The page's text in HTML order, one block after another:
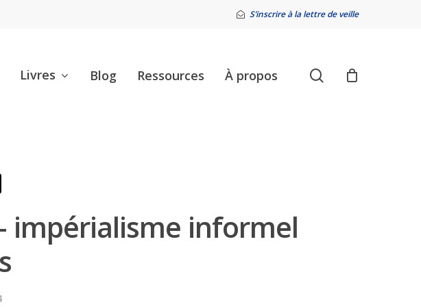
S’inscrire à la lettre de veille
Livres Blog Ressources À propos search
impérialisme informel